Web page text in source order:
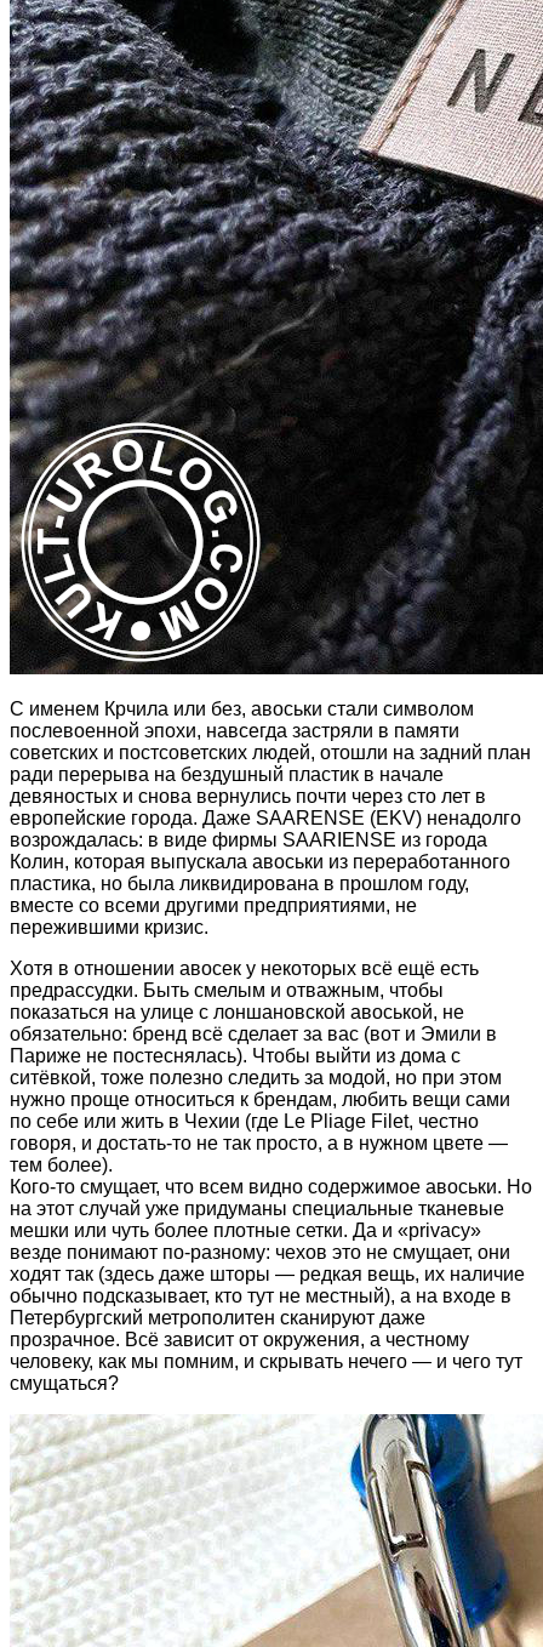
С именем Крчила или без, авоськи стали символом
послевоенной эпохи, навсегда застряли в памяти
советских и постсоветских людей, отошли на задний план
ради перерыва на бездушный пластик в начале
девяностых и снова вернулись почти через сто лет в
европейские города. Даже SAARENSE (EKV) ненадолго
возрождалась: в виде фирмы SAARIENSE из города
Колин, которая выпускала авоськи из переработанного
пластика, но была ликвидирована в прошлом году,
вместе со всеми другими предприятиями, не
пережившими кризис.
Хотя в отношении авосек у некоторых всё ещё есть
предрассудки. Быть смелым и отважным, чтобы
показаться на улице с лоншановской авоськой, не
обязательно: бренд всё сделает за вас (вот и Эмили в
Париже не постеснялась). Чтобы выйти из дома с
ситёвкой, тоже полезно следить за модой, но при этом
нужно проще относиться к брендам, любить вещи сами
по себе или жить в Чехии (где Le Pliage Filet, честно
говоря, и достать-то не так просто, а в нужном цвете —
тем более).
Кого-то смущает, что всем видно содержимое авоськи. Но
на этот случай уже придуманы специальные тканевые
мешки или чуть более плотные сетки. Да и «privacy»
везде понимают по-разному: чехов это не смущает, они
ходят так (здесь даже шторы — редкая вещь, их наличие
обычно подсказывает, кто тут не местный), а на входе в
Петербургский метрополитен сканируют даже
прозрачное. Всё зависит от окружения, а честному
человеку, как мы помним, и скрывать нечего — и чего тут
смущаться?